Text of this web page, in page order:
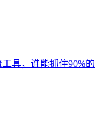
具，谁能抓住90%的